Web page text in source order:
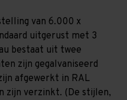
van 6.000 x
uitgerust met 3
bestaat uit twee
zijn gegalvaniseerd
afgewerkt in RAL
zijn verzinkt. (De stijlen,